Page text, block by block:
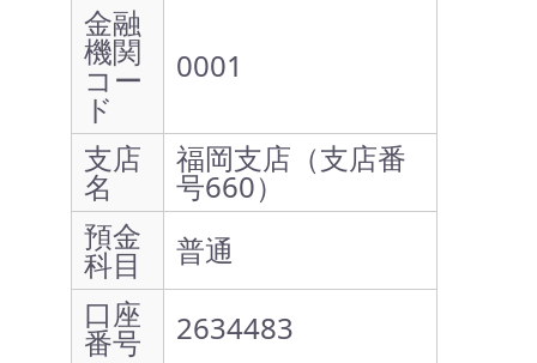
金融
機関
コー
ド
0001
支店
名
福岡支店（支店番
号660）
預金
科目
普通
口座
番号
2634483